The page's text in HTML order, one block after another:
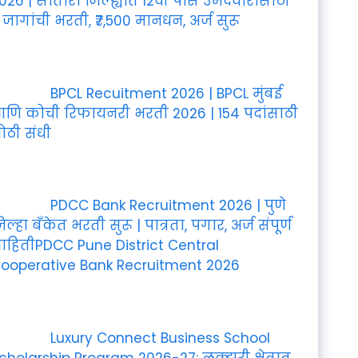
जागांची भरती, ₹7,500 मानधन, अर्ज सुरू
BPCL Recuitment 2026 | BPCL मुंबई
कोची रिफायनरी भरती 2026 | 154 पदांसाठी
संधी
PDCC Bank Recruitment 2026 | पुणे
बँकेत भरती सुरू | पात्रता, पगार, अर्ज संपूर्ण
Pune District Central
Bank Recruitment 2026
Luxury Connect Business School